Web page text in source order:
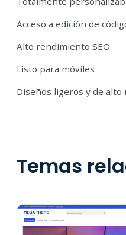
Acceso a edición de
Alto rendimiento SEO
Listo para móviles
Diseños ligeros y de
Temas